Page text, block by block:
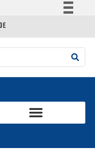
Comunica BR
Acesso à informação